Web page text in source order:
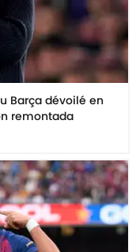
Barça dévoilé en
remontada